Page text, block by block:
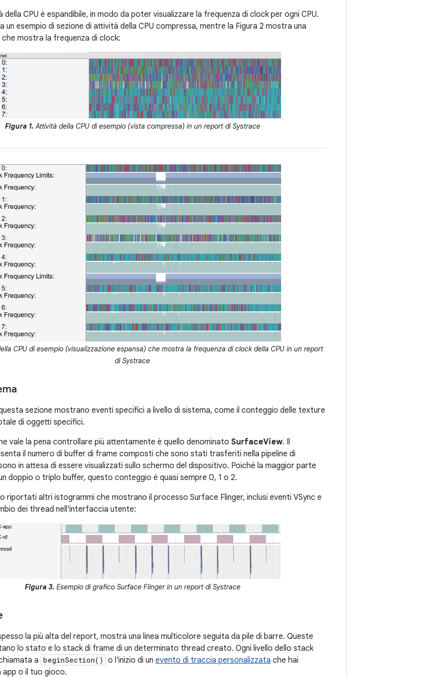
della CPU è espandibile, in modo da poter visualizzare la frequenza di clock per ogni CPU.
un esempio di sezione di attività della CPU compressa, mentre la Figura 2 mostra una
mostra la frequenza di clock:
Figura 1. Attività della CPU di esempio (vista compressa) in un report di Systrace
CPU di esempio (visualizzazione espansa) che mostra la frequenza di clock della CPU in un report
di Systrace
sezione mostrano eventi specifici a livello di sistema, come il conteggio delle texture
di oggetti specifici.
vale la pena controllare più attentamente è quello denominato SurfaceView. Il
il numero di buffer di frame composti che sono stati trasferiti nella pipeline di
in attesa di essere visualizzati sullo schermo del dispositivo. Poiché la maggior parte
doppio o triplo buffer, questo conteggio è quasi sempre 0, 1 o 2.
riportati altri istogrammi che mostrano il processo Surface Flinger, inclusi eventi VSync e
dei thread nell'interfaccia utente:
Figura 3. Esempio di grafico Surface Flinger in un report di Systrace
la più alta del report, mostra una linea multicolore seguita da pile di barre. Queste
lo stato e lo stack di frame di un determinato thread creato. Ogni livello dello stack
a beginSection() o l'inizio di un evento di traccia personalizzata che hai
o il tuo gioco.